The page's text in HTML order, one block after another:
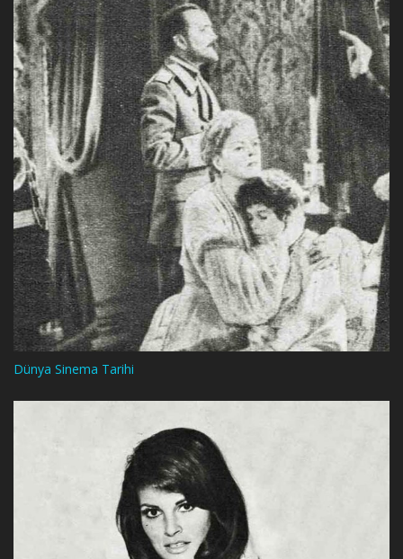
Dünya Sinema Tarihi